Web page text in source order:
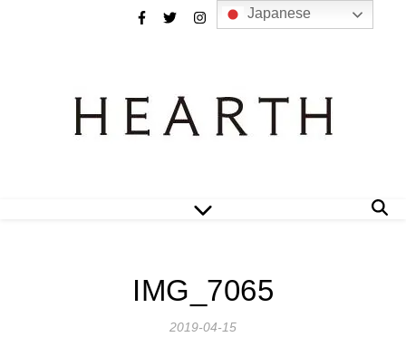
IMG_7065
2019-04-15
Japanese